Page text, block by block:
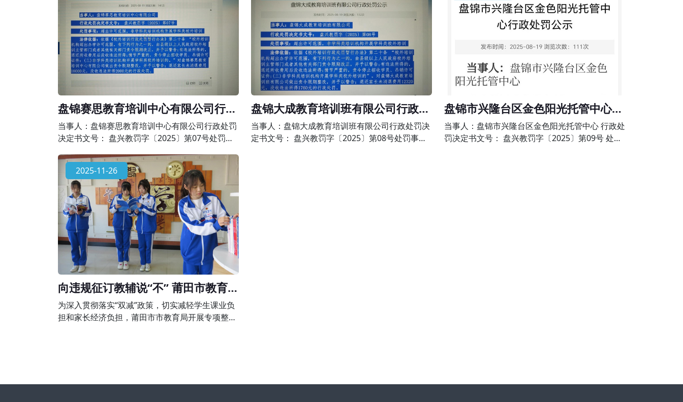
盘锦赛思教育培训中心有限公司行政
处罚公示
当事人：盘锦赛思教育培训中心有限公司行政处罚
决定书文号： 盘兴教罚字〔2025〕第07号处罚事
校外培训法律依据：依据《校外培训行政处罚暂行
办法》第二十条 “校外培训机构超出办学许可范
围，有下列行为之一的，由县级以上人民政府校外
培训主管部门或者其他有关部门责令限期改正，并
予以警告;有违法所得的，退还所收费用后没收违法
所得;情节严重的，责令停止招收学员、吊销
盘锦大成教育培训班有限公司行政处
罚公示
当事人：盘锦大成教育培训班有限公司行政处罚决
定书文号： 盘兴教罚字〔2025〕第08号处罚事
盘锦市兴隆台区金色阳光托管中心行
政处罚公示
当事人：盘锦市兴隆台区金色阳光托管中心 行政处
罚决定书文号： 盘兴教罚字〔2025〕第09号 处罚
2025-11-26
向违规征订教辅说“不” 莆田市教育局
组织开展专项整治行动
为深入贯彻落实“双减”政策，切实减轻学生课业负
担和家长经济负担，莆田市市教育局开展专项整治